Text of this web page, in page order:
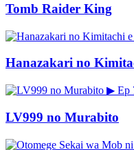
Tomb Raider King
Hanazakari no
▶ Ep
LV999 no Murabito